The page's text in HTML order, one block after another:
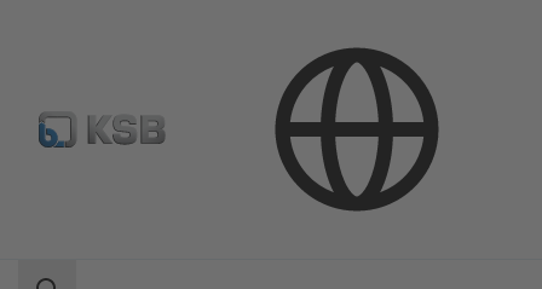
Каталог продукции